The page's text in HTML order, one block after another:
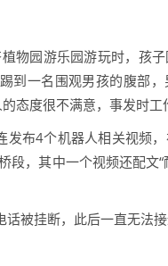
物园游乐园游玩时，孩
到一名围观男孩的腹部
态度很不满意，事发时工
发布4个机器人相关视频
段，其中一个视频还配文
被挂断，此后一直无法